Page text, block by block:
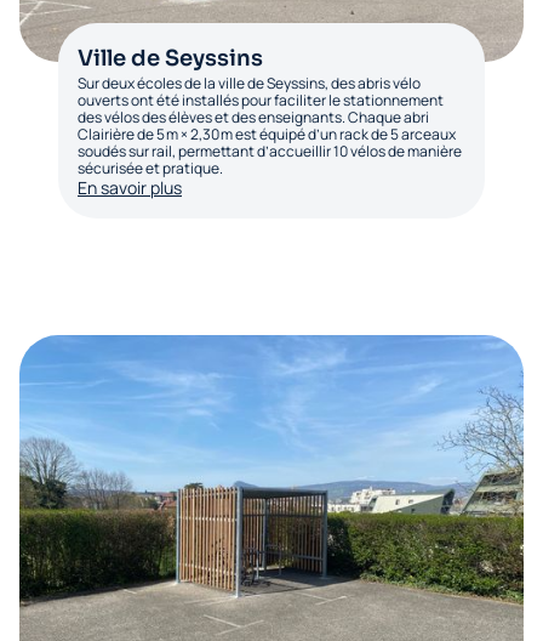
Ville de Seyssins
Sur deux écoles de la ville de Seyssins, des abris vélo
ouverts ont été installés pour faciliter le stationnement
des vélos des élèves et des enseignants. Chaque abri
Clairière de 5 m × 2,30 m est équipé d’un rack de 5 arceaux
soudés sur rail, permettant d’accueillir 10 vélos de manière
sécurisée et pratique.‍
En savoir plus